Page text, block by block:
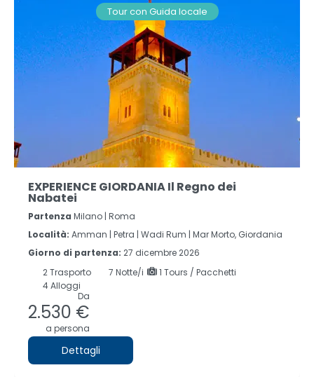
Tour con Guida locale
EXPERIENCE GIORDANIA Il Regno dei
Nabatei
Partenza Milano | Roma
Località: Amman | Petra | Wadi Rum | Mar Morto, Giordania
Giorno di partenza: 27 dicembre 2026
2Trasporto 7 Notte/i
1 Tours / Pacchetti
4 Alloggi
Da
2.530 €
a persona
Dettagli